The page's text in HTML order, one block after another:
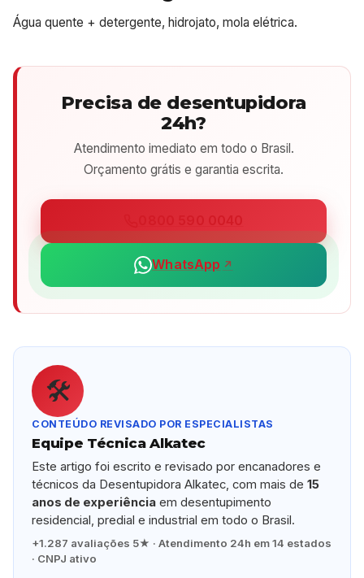
Água quente + detergente, hidrojato, mola elétrica.
Precisa de desentupidora
24h?
Atendimento imediato em todo o Brasil.
Orçamento grátis e garantia escrita.
WhatsApp
🛠️
CONTEÚDO REVISADO POR ESPECIALISTAS
Equipe Técnica Alkatec
Este artigo foi escrito e revisado por encanadores e
técnicos da Desentupidora Alkatec, com mais de15
anos de experiência em desentupimento
residencial, predial e industrial em todo o Brasil.
+1.287 avaliações 5★ · Atendimento 24h em 14 estados
· CNPJ ativo